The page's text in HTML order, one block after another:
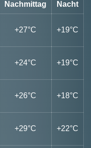
Nachmittag
Nacht
+27°C +19°C
+24°C +19°C
+26°C +18°C
+29°C +22°C